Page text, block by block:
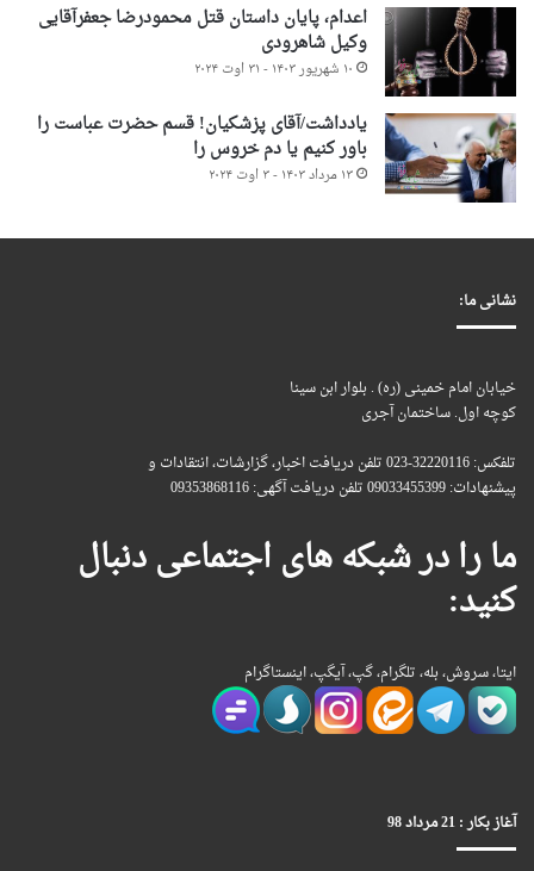
اعدام، پایان داستان قتل محمودرضا جعفرآقایی
وکیل شاهرودی
۱۰ شهریور ۱۴۰۳ - ۳۱ اوت ۲۰۲۴
یادداشت/آقای پزشکیان! قسم حضرت عباست را
باور کنیم یا دم خروس را
۱۳ مرداد ۱۴۰۳ - ۳ اوت ۲۰۲۴
نشانی ما:
خیابان امام خمینی (ره) . بلوار ابن سینا
کوچه اول. ساختمان آجری
تلفکس: 32220116-023 تلفن دریافت اخبار، گزارشات، انتقادات و
پیشنهادات: 09033455399 تلفن دریافت آگهی: 09353868116
ما را در شبکه های اجتماعی دنبال
کنید:
ایتا، سروش، بله، تلگرام، گپ، آیگپ، اینستاگرام
آغاز بکار : 21 مرداد 98